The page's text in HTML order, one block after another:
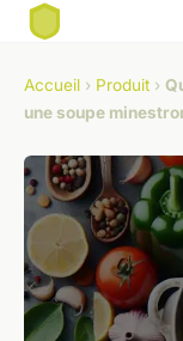
Accueil › Produit ›
une soupe